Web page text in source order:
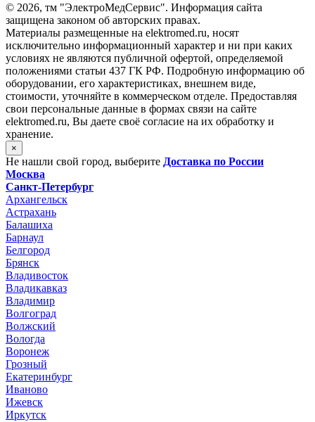
© 2026, тм "ЭлектроМедСервис". Информация сайта
защищена законом об авторских правах.
Материалы размещенные на elektromed.ru, носят
исключительно информационный характер и ни при каких
условиях не являются публичной офертой, определяемой
положениями cтатьи 437 ГК РФ. Подробную информацию об
оборудовании, его характеристиках, внешнем виде,
стоимости, уточняйте в коммерческом отделе. Предоставляя
свои персональные данные в формах связи на сайте
elektromed.ru, Вы даете своё согласие на их обработку и
хранение.
×
Не нашли свой город, выберите Доставка по России
Москва
Санкт-Петербург
Архангельск
Астрахань
Балашиха
Барнаул
Белгород
Брянск
Владивосток
Владикавказ
Владимир
Волгоград
Волжский
Вологда
Воронеж
Грозный
Екатеринбург
Иваново
Ижевск
Иркутск